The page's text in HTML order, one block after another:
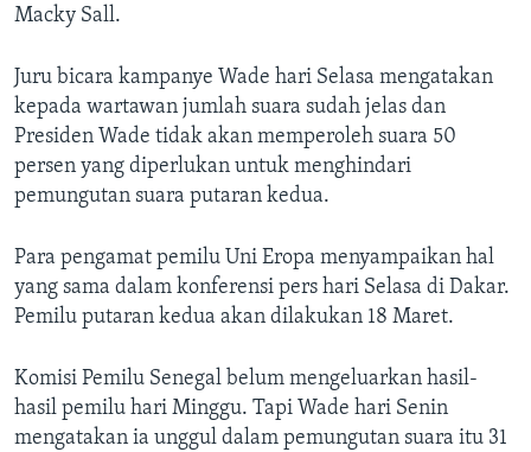
Macky Sall.
Juru bicara kampanye Wade hari Selasa mengatakan
kepada wartawan jumlah suara sudah jelas dan
Presiden Wade tidak akan memperoleh suara 50
persen yang diperlukan untuk menghindari
pemungutan suara putaran kedua.
Para pengamat pemilu Uni Eropa menyampaikan hal
yang sama dalam konferensi pers hari Selasa di Dakar.
Pemilu putaran kedua akan dilakukan 18 Maret.
Komisi Pemilu Senegal belum mengeluarkan hasil-
hasil pemilu hari Minggu. Tapi Wade hari Senin
mengatakan ia unggul dalam pemungutan suara itu 31